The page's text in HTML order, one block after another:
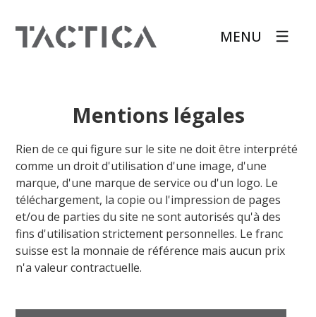
MENU
Mentions légales
Rien de ce qui figure sur le site ne doit être interprété
comme un droit d'utilisation d'une image, d'une
marque, d'une marque de service ou d'un logo. Le
téléchargement, la copie ou l'impression de pages
et/ou de parties du site ne sont autorisés qu'à des
fins d'utilisation strictement personnelles. Le franc
suisse est la monnaie de référence mais aucun prix
n'a valeur contractuelle.